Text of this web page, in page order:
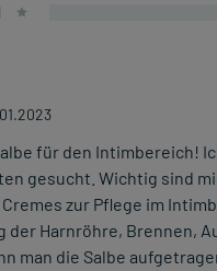
für den Intimbereich!
gesucht. Wichtig sind
zur Pflege im
Harnröhre, Brennen,
man die Salbe